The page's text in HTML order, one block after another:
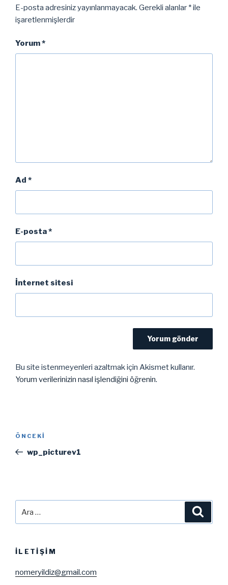
E-posta adresiniz yayınlanmayacak. Gerekli alanlar *ile
işaretlenmişlerdir
Yorum*
Ad *
E-posta*
İnternet sitesi
Bu site istenmeyenleri azaltmak için Akismet kullanır.
Yorum verilerinizin nasıl işlendiğini öğrenin.
Yazı
Önceki
Yazı
ÖNCEKI
wp_picturev1
İLETIŞIM
nomeryildiz@gmail.com